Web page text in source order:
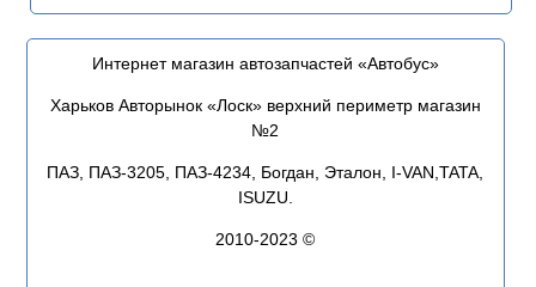
Интернет магазин автозапчастей «Автобус»
Харьков Авторынок «Лоск» верхний периметр магазин
№2
ПАЗ, ПАЗ-3205, ПАЗ-4234, Богдан, Эталон, I-VAN,TATA,
ISUZU.
2010-2023 ©